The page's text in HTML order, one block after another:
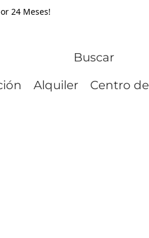
24 Meses!
Alquiler Centro